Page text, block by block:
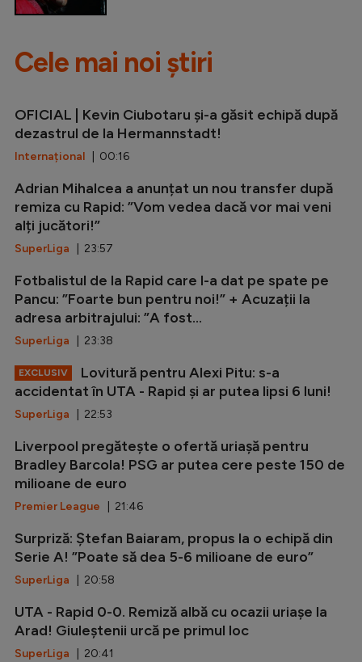
Cele mai noi știri
OFICIAL | Kevin Ciubotaru și-a găsit echipă după
dezastrul de la Hermannstadt!
Internațional | 00:16
Adrian Mihalcea a anunțat un nou transfer după
remiza cu Rapid: ”Vom vedea dacă vor mai veni
alți jucători!”
SuperLiga | 23:57
Fotbalistul de la Rapid care l-a dat pe spate pe
Pancu: ”Foarte bun pentru noi!” + Acuzații la
adresa arbitrajului: ”A fost...
SuperLiga | 23:38
EXCLUSIV
Lovitură pentru Alexi Pitu: s-a
accidentat în UTA - Rapid și ar putea lipsi 6 luni!
SuperLiga | 22:53
Liverpool pregătește o ofertă uriașă pentru
Bradley Barcola! PSG ar putea cere peste 150 de
milioane de euro
Premier League | 21:46
Surpriză: Ștefan Baiaram, propus la o echipă din
Serie A! ”Poate să dea 5-6 milioane de euro”
SuperLiga | 20:58
UTA - Rapid 0-0. Remiză albă cu ocazii uriașe la
Arad! Giuleștenii urcă pe primul loc
SuperLiga | 20:41